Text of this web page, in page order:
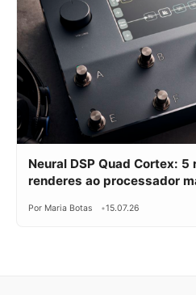
Neural DSP Quad Cortex:
renderes ao processador
Por Maria Botas 15.07.26